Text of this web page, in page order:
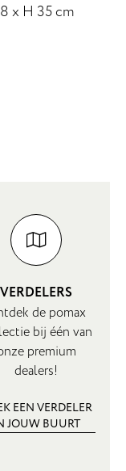
x H 35 cm
VERDELERS
de pomax
bij één van
premium
dealers!
EEN VERDELER
JOUW BUURT